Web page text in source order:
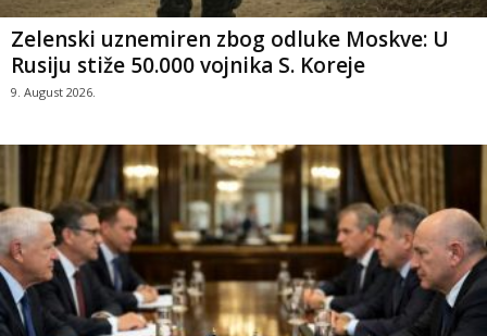
Zelenski uznemiren zbog odluke Moskve: U
Rusiju stiže 50.000 vojnika S. Koreje
9. August 2026.